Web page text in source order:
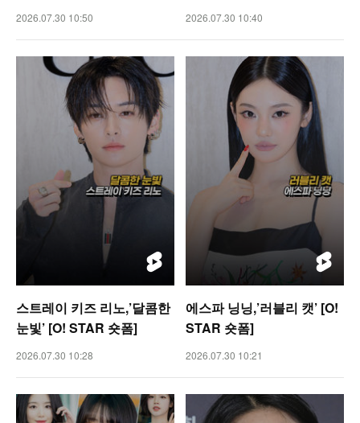
2026.07.30 10:50 2026.07.30 10:40
스트레이 키즈 리노,’달콤한
눈빛’ [O! STAR 숏폼]
2026.07.30 10:28
에스파 닝닝,’러블리 캣’ [O!
STAR 숏폼]
2026.07.30 10:21